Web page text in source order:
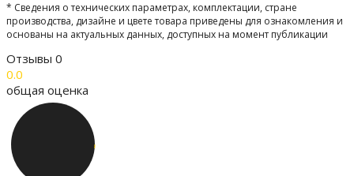
* Сведения о технических параметрах, комплектации, стране
производства, дизайне и цвете товара приведены для ознакомления и
основаны на актуальных данных, доступных на момент публикации
Отзывы 0
0.0
общая оценка